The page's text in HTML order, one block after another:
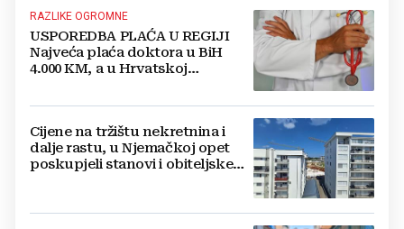
RAZLIKE OGROMNE
USPOREDBA PLAĆA U REGIJI
Najveća plaća doktora u BiH
4.000 KM, a u Hrvatskoj
Cijene na tržištu nekretnina i
dalje rastu, u Njemačkoj opet
poskupjeli stanovi i obiteljske